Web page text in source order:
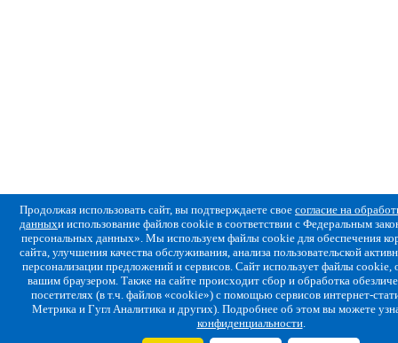
Продолжая использовать сайт, вы подтверждаете свое согласие на
данныхи использование файлов cookie в соответствии с Федеральным
персональных данных». Мы используем файлы cookie для обеспечения
сайта, улучшения качества обслуживания, анализа пользовательской
персонализации предложений и сервисов. Сайт использует файлы cookie,
вашим браузером. Также на сайте происходит сбор и обработка
посетителях (в т.ч. файлов «cookie») с помощью сервисов интернет-
Метрика и Гугл Аналитика и других). Подробнее об этом вы можете
конфиденциальности.